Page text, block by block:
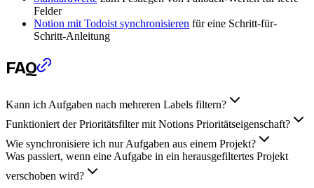
Felder
Notion mit Todoist synchronisieren für eine Schritt-für-
Schritt-Anleitung
FAQ
Kann ich Aufgaben nach mehreren Labels filtern?
Funktioniert der Prioritätsfilter mit Notions Prioritätseigenschaft?
Wie synchronisiere ich nur Aufgaben aus einem Projekt?
Was passiert, wenn eine Aufgabe in ein herausgefiltertes Projekt
verschoben wird?